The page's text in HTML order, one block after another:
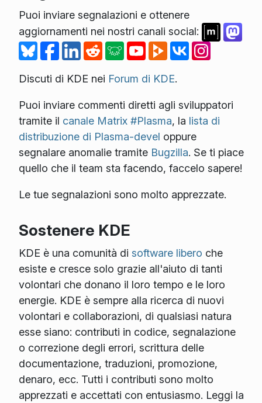
Puoi inviare segnalazioni e ottenere
aggiornamenti nei nostri canali social:
Discuti di KDE nei Forum di KDE.
Puoi inviare commenti diretti agli sviluppatori
tramite il canale Matrix #Plasma, la lista di
distribuzione di Plasma-devel oppure
segnalare anomalie tramite Bugzilla. Se ti piace
quello che il team sta facendo, faccelo sapere!
Le tue segnalazioni sono molto apprezzate.
Sostenere KDE
KDE è una comunità di software libero che
esiste e cresce solo grazie all'aiuto di tanti
volontari che donano il loro tempo e le loro
energie. KDE è sempre alla ricerca di nuovi
volontari e collaborazioni, di qualsiasi natura
esse siano: contributi in codice, segnalazione
o correzione degli errori, scrittura delle
documentazione, traduzioni, promozione,
denaro, ecc. Tutti i contributi sono molto
apprezzati e accettati con entusiasmo. Leggi la